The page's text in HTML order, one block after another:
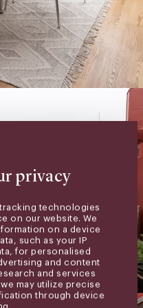
privacy
technologies
on our website. We
on a device
such as your IP
for personalised
and content
and services
may utilize precise
through device